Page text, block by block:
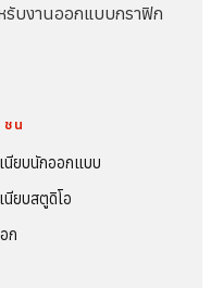
บงานออกแบบกราฟิก
น
นียบนักออกแบบ
นียบสตูดิโอ
ก